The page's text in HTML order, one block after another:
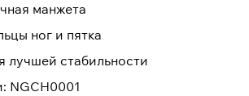
манжета
ног и пятка
лучшей стабильности
NGCH0001